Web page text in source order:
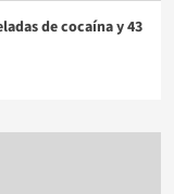
de cocaína y 43